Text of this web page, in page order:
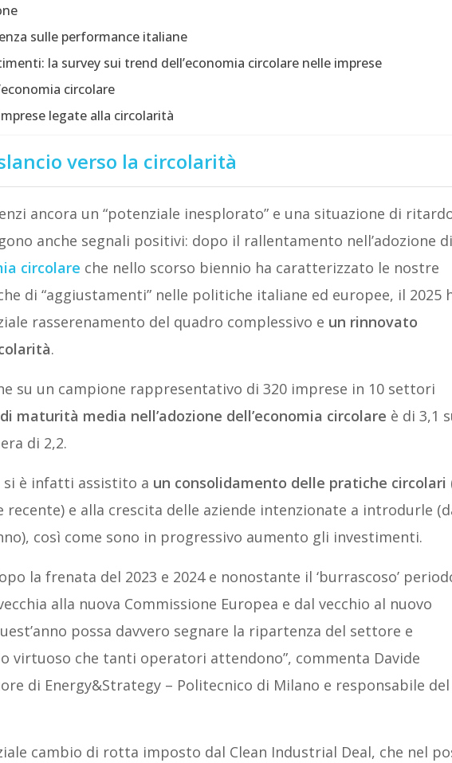
sulle performance italiane
la survey sui trend dell’economia circolare nelle imprese
circolare
legate alla circolarità
verso la circolarità
ancora un “potenziale inesplorato” e una situazione di
anche segnali positivi: dopo il rallentamento nell’adozione di
circolare che nello scorso biennio ha caratterizzato le nostre
di “aggiustamenti” nelle politiche italiane ed europee, il 2025
rasserenamento del quadro complessivo e un rinnovato
.
su un campione rappresentativo di 320 imprese in 10 settori
maturità media nell’adozione dell’economia circolare è di 3,1
di 2,2.
si è infatti assistito a un consolidamento delle pratiche circolari
recente) e alla crescita delle aziende intenzionate a introdurle
così come sono in progressivo aumento gli investimenti.
la frenata del 2023 e 2024 e nonostante il ‘burrascoso’
alla nuova Commissione Europea e dal vecchio al nuovo
possa davvero segnare la ripartenza del settore e
virtuoso che tanti operatori attendono”, commenta Davide
di Energy&Strategy – Politecnico di Milano e responsabile del
cambio di rotta imposto dal Clean Industrial Deal, che nel